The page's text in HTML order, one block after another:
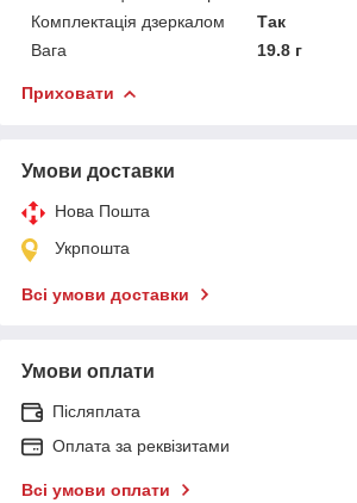
Комплектація дзеркалом
Так
Вага
19.8 г
Приховати
Умови доставки
Нова Пошта
Укрпошта
Всі умови доставки
Умови оплати
Післяплата
Оплата за реквізитами
Всі умови оплати